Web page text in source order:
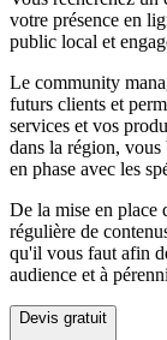
votre présence en
public local et
Le community
futurs clients et
services et vos
dans la région, vous
en phase avec les
De la mise en place
régulière de
qu'il vous faut afin
audience et à
Devis gratuit